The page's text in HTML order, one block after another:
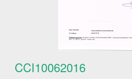
CCI10062016